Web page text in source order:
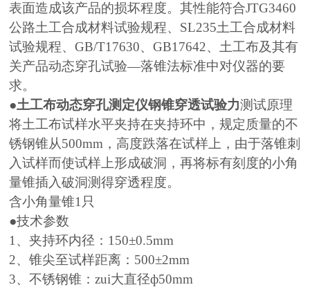
表面造成该产品的损坏程度。其性能符合JTG3460
公路土工合成材料试验规程、SL235土工合成材料
试验规程、GB/T17630、GB17642、土工布及其有
关产品动态穿孔试验—落锥法标准中对仪器的要
求。
●土工布动态穿孔测定仪钢锥穿透试验力测试原理
将土工布试样水平夹持在夹持环中，规定质量的不
锈钢锥从500mm，高度跌落在试样上，由于落锥刺
入试样而使试样上形成破洞，再将标有刻度的小角
量锥插入破洞测得穿透程度。
含小角量锥1只
●技术参数
1、夹持环内径：150±0.5mm
2、锥尖至试样距离：500±2mm
3、不锈钢锥：zui大直径ф50mm